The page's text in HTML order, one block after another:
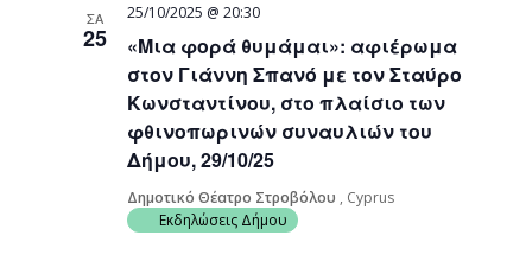
ΣΑ
25
«Μια φορά θυμάμαι»: αφιέρωμα
στον Γιάννη Σπανό με τον Σταύρο
Κωνσταντίνου, στο πλαίσιο των
φθινοπωρινών συναυλιών του
Δήμου, 29/10/25
25/10/2025 @ 20:30
Δημοτικό Θέατρο Στροβόλου , Cyprus
Εκδηλώσεις Δήμου